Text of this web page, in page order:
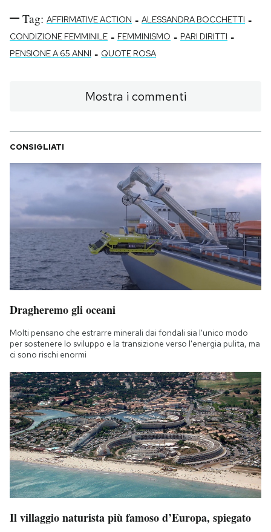
Tag: AFFIRMATIVE ACTION - ALESSANDRA BOCCHETTI -
CONDIZIONE FEMMINILE - FEMMINISMO - PARI DIRITTI -
PENSIONE A 65 ANNI - QUOTE ROSA
Mostra i commenti
CONSIGLIATI
Dragheremo gli oceani
Molti pensano che estrarre minerali dai fondali sia l'unico modo
per sostenere lo sviluppo e la transizione verso l'energia pulita, ma
ci sono rischi enormi
Il villaggio naturista più famoso d’Europa, spiegato